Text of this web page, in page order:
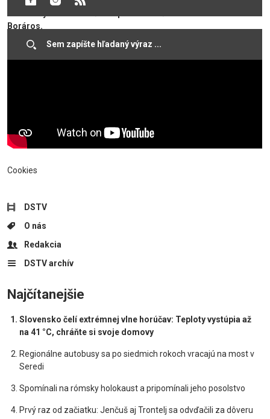
Boráros.
Cookies
DSTV
O nás
Redakcia
DSTV archív
Najčítanejšie
Slovensko čelí extrémnej vlne horúčav: Teploty vystúpia až
na 41 °C, chráňte si svoje domovy
Regionálne autobusy sa po siedmich rokoch vracajú na most v
Seredi
Spomínali na rómsky holokaust a pripomínali jeho posolstvo
Prvý raz od začiatku: Jenčuš aj Trontelj sa odvďačili za dôveru